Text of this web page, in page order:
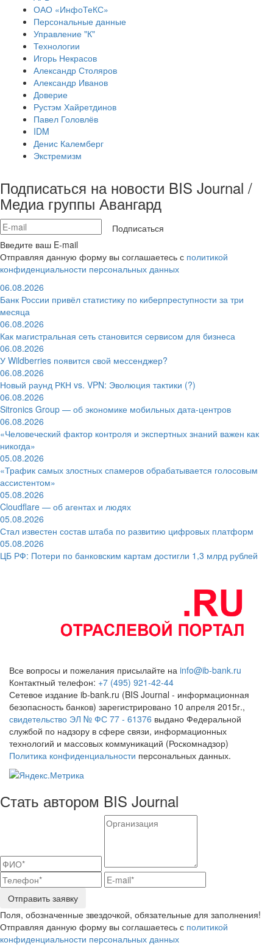
ОАО «ИнфоТеКС»
Персональные данные
Управление "К"
Технологии
Игорь Некрасов
Александр Столяров
Александр Иванов
Доверие
Рустэм Хайретдинов
Павел Головлёв
IDM
Денис Калемберг
Экстремизм
Подписаться на новости BIS Journal /
Медиа группы Авангард
Подписаться
Введите ваш E-mail
Отправляя данную форму вы соглашаетесь с политикой
конфиденциальности персональных данных
06.08.2026
Банк России привёл статистику по киберпреступности за три
месяца
06.08.2026
Как магистральная сеть становится сервисом для бизнеса
06.08.2026
У Wildberries появится свой мессенджер?
06.08.2026
Новый раунд РКН vs. VPN: Эволюция тактики (?)
06.08.2026
Sitronics Group — об экономике мобильных дата-центров
06.08.2026
«Человеческий фактор контроля и экспертных знаний важен как
никогда»
05.08.2026
«Трафик самых злостных спамеров обрабатывается голосовым
ассистентом»
05.08.2026
Cloudflare — об агентах и людях
05.08.2026
Стал известен состав штаба по развитию цифровых платформ
05.08.2026
ЦБ РФ: Потери по банковским картам достигли 1,3 млрд рублей
Все вопросы и пожелания присылайте на info@ib-bank.ru
Контактный телефон: +7 (495) 921-42-44
Сетевое издание ib-bank.ru (BIS Journal - информационная
безопасность банков) зарегистрировано 10 апреля 2015г.,
свидетельство ЭЛ № ФС 77 - 61376 выдано Федеральной
службой по надзору в сфере связи, информационных
технологий и массовых коммуникаций (Роскомнадзор)
Политика конфиденциальности персональных данных.
Стать автором BIS Journal
Отправить заявку
Поля, обозначенные звездочкой, обязательные для заполнения!
Отправляя данную форму вы соглашаетесь с политикой
конфиденциальности персональных данных